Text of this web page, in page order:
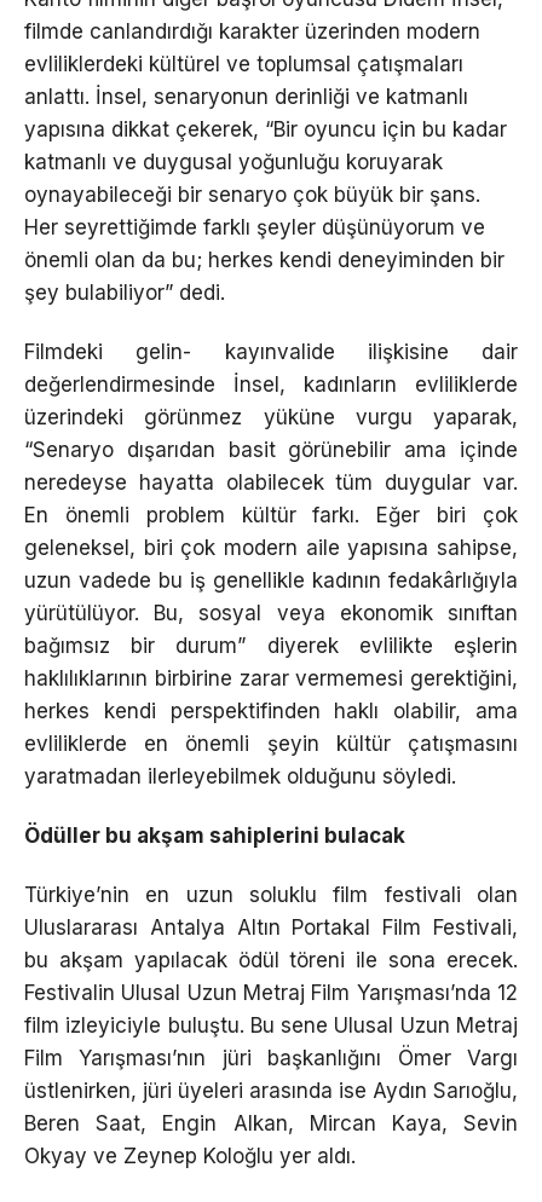
filmde canlandırdığı karakter üzerinden modern
evliliklerdeki kültürel ve toplumsal çatışmaları
anlattı. İnsel, senaryonun derinliği ve katmanlı
yapısına dikkat çekerek, “Bir oyuncu için bu kadar
katmanlı ve duygusal yoğunluğu koruyarak
oynayabileceği bir senaryo çok büyük bir şans.
Her seyrettiğimde farklı şeyler düşünüyorum ve
önemli olan da bu; herkes kendi deneyiminden bir
şey bulabiliyor” dedi.
Filmdeki gelin- kayınvalide ilişkisine dair
değerlendirmesinde İnsel, kadınların evliliklerde
üzerindeki görünmez yüküne vurgu yaparak,
“Senaryo dışarıdan basit görünebilir ama içinde
neredeyse hayatta olabilecek tüm duygular var.
En önemli problem kültür farkı. Eğer biri çok
geleneksel, biri çok modern aile yapısına sahipse,
uzun vadede bu iş genellikle kadının fedakârlığıyla
yürütülüyor. Bu, sosyal veya ekonomik sınıftan
bağımsız bir durum” diyerek evlilikte eşlerin
haklılıklarının birbirine zarar vermemesi gerektiğini,
herkes kendi perspektifinden haklı olabilir, ama
evliliklerde en önemli şeyin kültür çatışmasını
yaratmadan ilerleyebilmek olduğunu söyledi.
Ödüller bu akşam sahiplerini bulacak
Türkiye’nin en uzun soluklu film festivali olan
Uluslararası Antalya Altın Portakal Film Festivali,
bu akşam yapılacak ödül töreni ile sona erecek.
Festivalin Ulusal Uzun Metraj Film Yarışması’nda 12
film izleyiciyle buluştu. Bu sene Ulusal Uzun Metraj
Film Yarışması’nın jüri başkanlığını Ömer Vargı
üstlenirken, jüri üyeleri arasında ise Aydın Sarıoğlu,
Beren Saat, Engin Alkan, Mircan Kaya, Sevin
Okyay ve Zeynep Koloğlu yer aldı.